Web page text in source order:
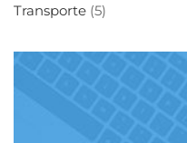
Transporte (5)